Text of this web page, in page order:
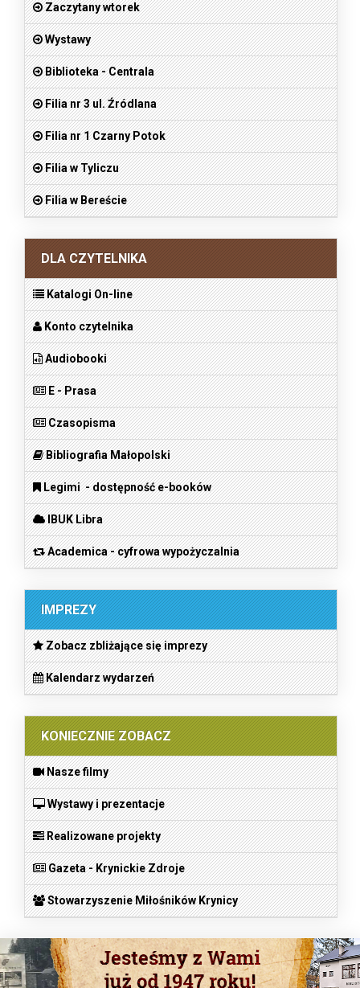
Zaczytany wtorek
Wystawy
Biblioteka - Centrala
Filia nr 3 ul. Źródlana
Filia nr 1 Czarny Potok
Filia w Tyliczu
Filia w Bereście
DLA CZYTELNIKA
Katalogi On-line
Konto czytelnika
Audiobooki
E - Prasa
Czasopisma
Bibliografia Małopolski
Legimi - dostępność e-booków
IBUK Libra
Academica - cyfrowa wypożyczalnia
IMPREZY
Zobacz zbliżające się imprezy
Kalendarz wydarzeń
KONIECZNIE ZOBACZ
Nasze filmy
Wystawy i prezentacje
Realizowane projekty
Gazeta - Krynickie Zdroje
Stowarzyszenie Miłośników Krynicy